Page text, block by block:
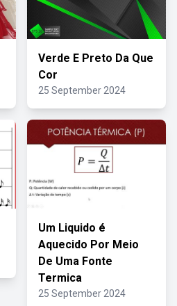
Verde E Preto Da Que
Cor
25 September 2024
Um Liquido é
Aquecido Por Meio
De Uma Fonte
Termica
25 September 2024